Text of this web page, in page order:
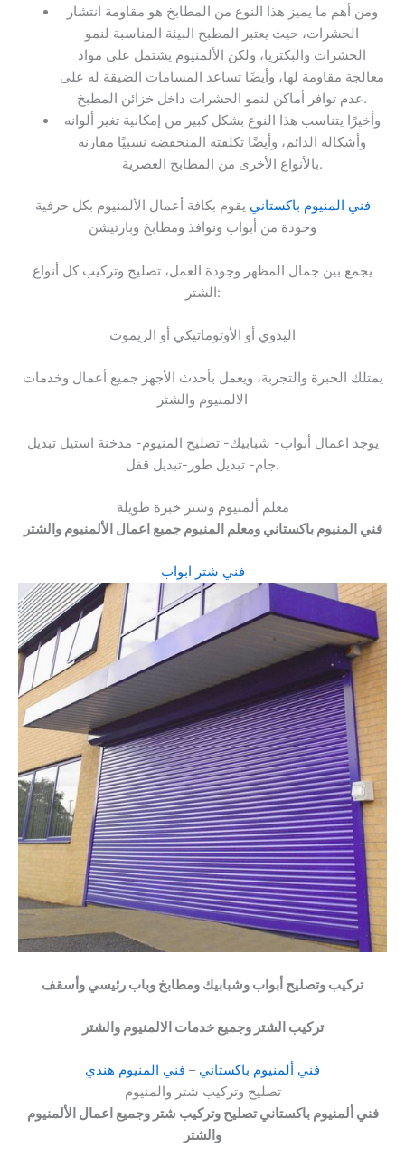
ومن أهم ما يميز هذا النوع من المطابخ هو مقاومة انتشار
الحشرات، حيث يعتبر المطبخ البيئة المناسبة لنمو
الحشرات والبكتريا، ولكن الألمنيوم يشتمل على مواد
معالجة مقاومة لها، وأيضًا تساعد المسامات الضيقة له على
عدم توافر أماكن لنمو الحشرات داخل خزائن المطبخ.
وأخيرًا يتناسب هذا النوع بشكل كبير من إمكانية تغير ألوانه
وأشكاله الدائم، وأيضًا تكلفته المنخفضة نسبيًا مقارنة
بالأنواع الأخرى من المطابخ العصرية.
فني المنيوم باكستاني يقوم بكافة أعمال الألمنيوم بكل حرفية
وجودة من أبواب ونوافذ ومطابخ وبارتيشن
يجمع بين جمال المظهر وجودة العمل، تصليح وتركيب كل أنواع
الشتر:
اليدوي أو الأوتوماتيكي أو الريموت
يمتلك الخبرة والتجربة، ويعمل بأحدث الأجهز جميع أعمال وخدمات
الالمنيوم والشتر
يوجد اعمال أبواب- شبابيك- تصليح المنيوم- مدخنة استيل تبديل
جام- تبديل طور-تبديل قفل.
معلم ألمنيوم وشتر خبرة طويلة
فني المنيوم باكستاني ومعلم المنيوم جميع اعمال الألمنيوم والشتر
فني شتر ابواب
تركيب وتصليح أبواب وشبابيك ومطابخ وباب رئيسي وأسقف
تركيب الشتر وجميع خدمات الالمنيوم والشتر
فني ألمنيوم باكستاني – فني المنيوم هندي
تصليح وتركيب شتر والمنيوم
فني ألمنيوم باكستاني تصليح وتركيب شتر وجميع اعمال الألمنيوم
والشتر